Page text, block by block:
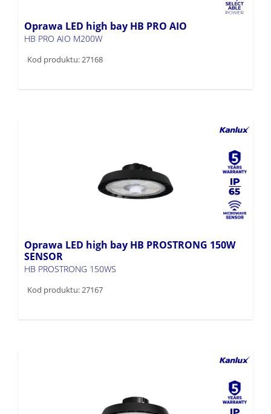
Oprawa LED high bay HB PRO AIO
HB PRO AIO M200W
Kod produktu: 27168
Oprawa LED high bay HB PROSTRONG 150W
SENSOR
HB PROSTRONG 150WS
Kod produktu: 27167